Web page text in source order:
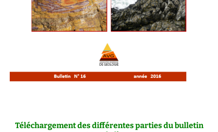
Téléchargement des différentes parties du bulletin